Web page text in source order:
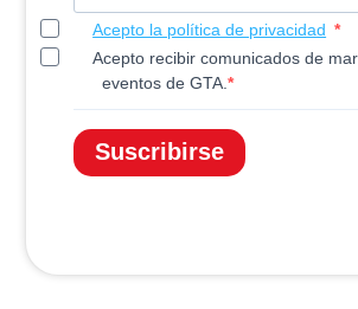
Acepto la política de privacidad
Acepto recibir comunicados de
eventos de GTA.
Suscribirse